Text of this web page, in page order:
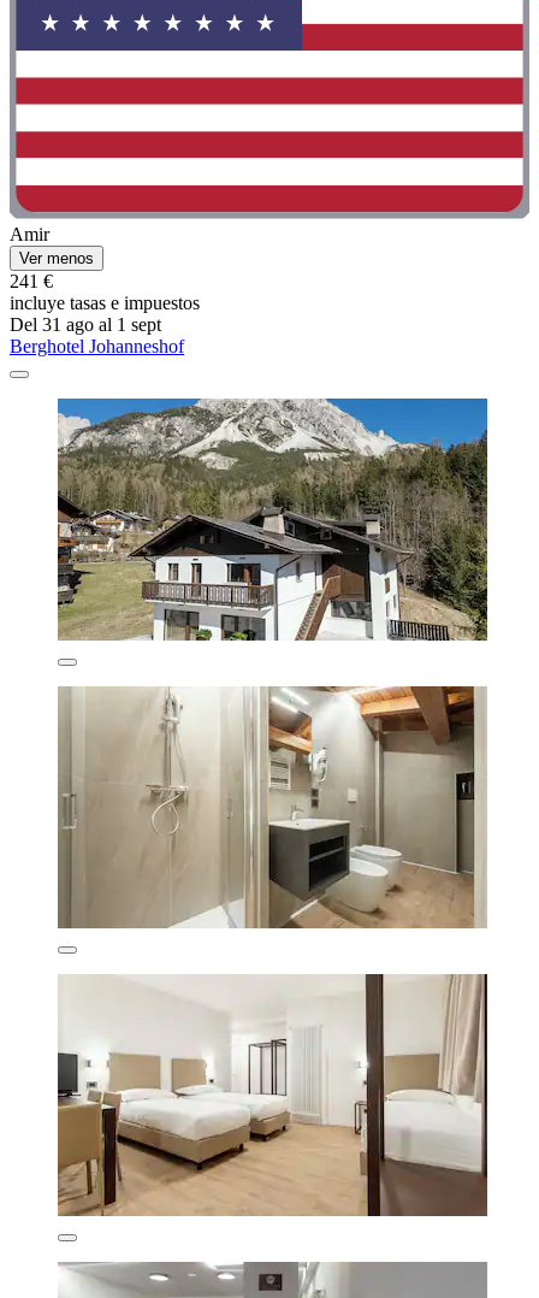
Amir
Ver menos
241 €
incluye tasas e impuestos
Del 31 ago al 1 sept
Berghotel Johanneshof